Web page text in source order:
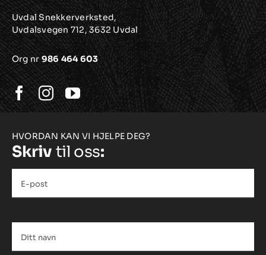
Uvdal Snekkerverksted,
Uvdalsvegen 712, 3632 Uvdal
Org nr 986 464 603
HVORDAN KAN VI HJELPE DEG?
Skriv til oss:
post